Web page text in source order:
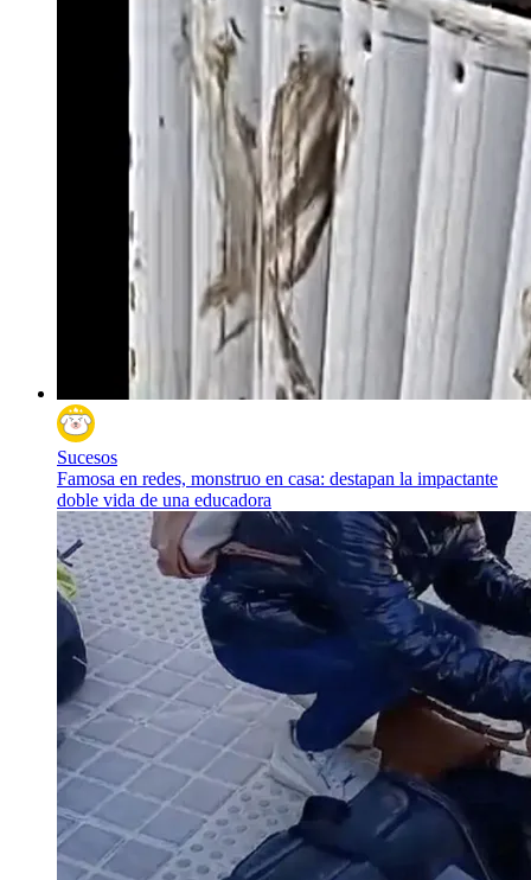
Sucesos
Famosa en redes, monstruo en casa: destapan la impactante
doble vida de una educadora